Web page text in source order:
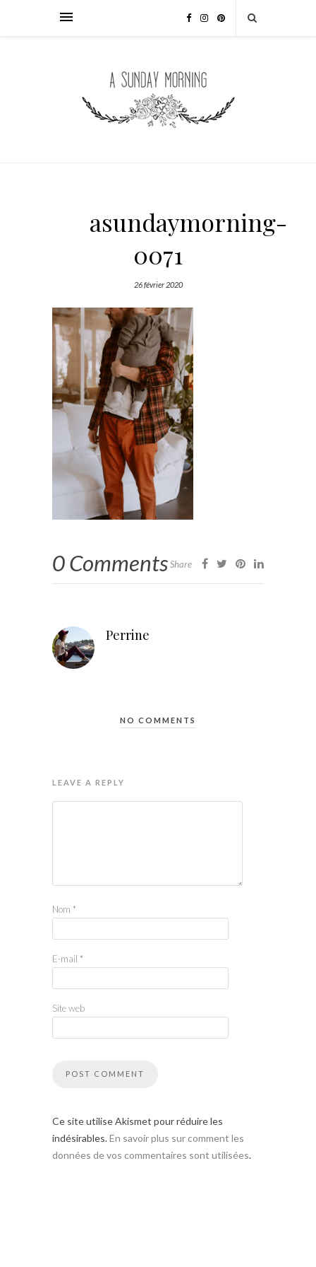
asundaymorning-
0071
26 février 2020
0 CommentsShare
Perrine
NO COMMENTS
LEAVE A REPLY
Nom *
E-mail *
Site web
Ce site utilise Akismet pour réduire les
indésirables.En savoir plus sur comment les
données de vos commentaires sont utilisées.